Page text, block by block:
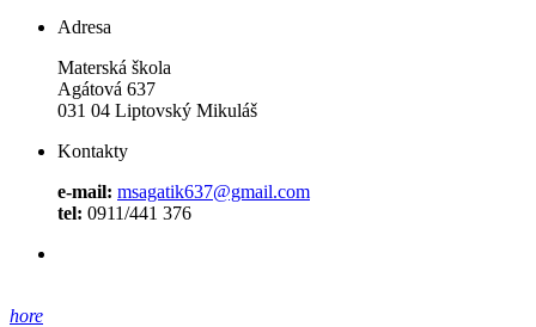
Adresa
Materská škola
Agátová 637
031 04 Liptovský Mikuláš
Kontakty
e-mail: msagatik637@gmail.com
tel: 0911/441 376
hore